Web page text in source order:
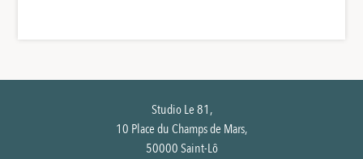
Studio Le 81,
10 Place du Champs de Mars,
50000 Saint-Lô